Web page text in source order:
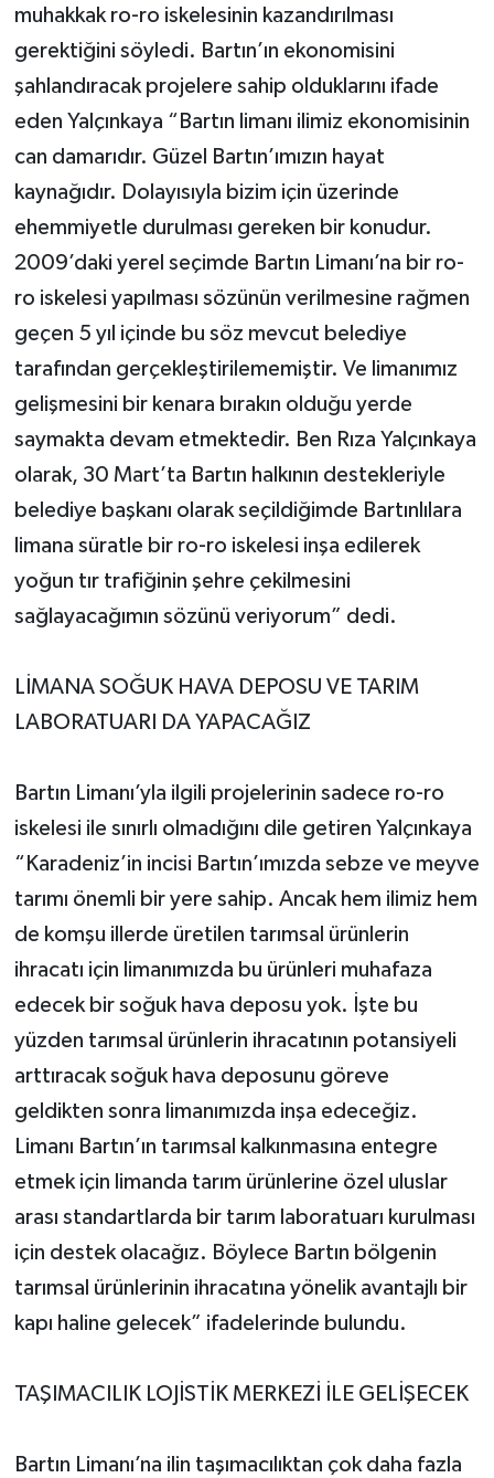
muhakkak ro-ro iskelesinin kazandırılması
gerektiğini söyledi. Bartın’ın ekonomisini
şahlandıracak projelere sahip olduklarını ifade
eden Yalçınkaya “Bartın limanı ilimiz ekonomisinin
can damarıdır. Güzel Bartın’ımızın hayat
kaynağıdır. Dolayısıyla bizim için üzerinde
ehemmiyetle durulması gereken bir konudur.
2009’daki yerel seçimde Bartın Limanı’na bir ro-
ro iskelesi yapılması sözünün verilmesine rağmen
geçen 5 yıl içinde bu söz mevcut belediye
tarafından gerçekleştirilememiştir. Ve limanımız
gelişmesini bir kenara bırakın olduğu yerde
saymakta devam etmektedir. Ben Rıza Yalçınkaya
olarak, 30 Mart’ta Bartın halkının destekleriyle
belediye başkanı olarak seçildiğimde Bartınlılara
limana süratle bir ro-ro iskelesi inşa edilerek
yoğun tır trafiğinin şehre çekilmesini
sağlayacağımın sözünü veriyorum” dedi.
LİMANA SOĞUK HAVA DEPOSU VE TARIM
LABORATUARI DA YAPACAĞIZ
Bartın Limanı’yla ilgili projelerinin sadece ro-ro
iskelesi ile sınırlı olmadığını dile getiren Yalçınkaya
“Karadeniz’in incisi Bartın’ımızda sebze ve meyve
tarımı önemli bir yere sahip. Ancak hem ilimiz hem
de komşu illerde üretilen tarımsal ürünlerin
ihracatı için limanımızda bu ürünleri muhafaza
edecek bir soğuk hava deposu yok. İşte bu
yüzden tarımsal ürünlerin ihracatının potansiyeli
arttıracak soğuk hava deposunu göreve
geldikten sonra limanımızda inşa edeceğiz.
Limanı Bartın’ın tarımsal kalkınmasına entegre
etmek için limanda tarım ürünlerine özel uluslar
arası standartlarda bir tarım laboratuarı kurulması
için destek olacağız. Böylece Bartın bölgenin
tarımsal ürünlerinin ihracatına yönelik avantajlı bir
kapı haline gelecek” ifadelerinde bulundu.
TAŞIMACILIK LOJİSTİK MERKEZİ İLE GELİŞECEK
Bartın Limanı’na ilin taşımacılıktan çok daha fazla